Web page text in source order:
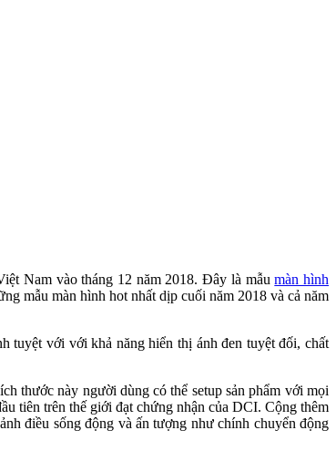
Nam vào tháng 12 năm 2018. Đây là mẫumàn hình
mẫu màn hình hot nhất dịp cuối năm 2018 và cả năm
tuyệt với với khả năng hiển thị ánh đen tuyệt đối, chất
thước này người dùng có thể setup sản phẩm với mọi
tiên trên thế giới đạt chứng nhận của DCI. Cộng thêm
điều sống động và ấn tượng như chính chuyển động